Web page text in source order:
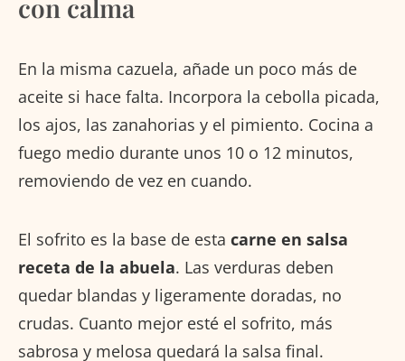
con calma
En la misma cazuela, añade un poco más de
aceite si hace falta. Incorpora la cebolla picada,
los ajos, las zanahorias y el pimiento. Cocina a
fuego medio durante unos 10 o 12 minutos,
removiendo de vez en cuando.
El sofrito es la base de esta carne en salsa
receta de la abuela. Las verduras deben
quedar blandas y ligeramente doradas, no
crudas. Cuanto mejor esté el sofrito, más
sabrosa y melosa quedará la salsa final.